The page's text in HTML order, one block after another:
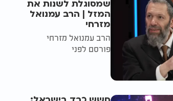
שמסוגלת לשנות את
המזל | הרב עמנואל
מזרחי
הרב עמנואל מזרחי
פורסם לפני